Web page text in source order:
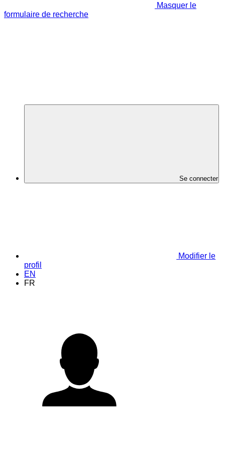
Masquer le
formulaire de recherche
Se connecter
Modifier le
profil
EN
FR